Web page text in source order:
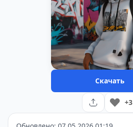
Скачать
+3